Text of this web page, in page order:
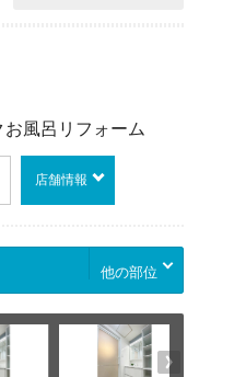
風呂リフォーム
店舗情報
他の部位